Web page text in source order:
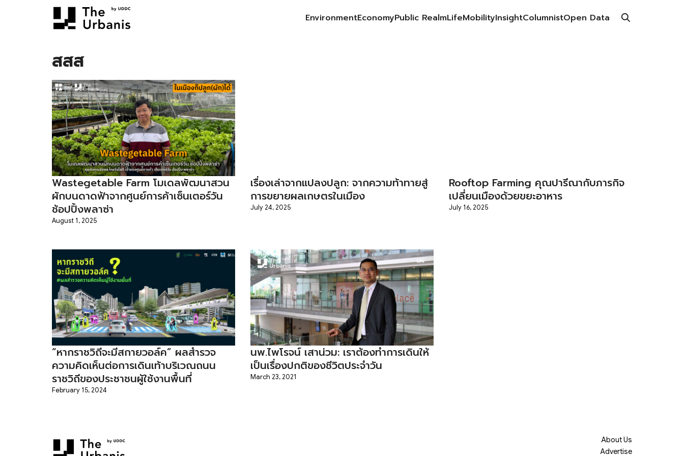
EnvironmentEconomyPublic RealmLifeMobilityInsightColumnistOpen Data
สสส
Wastegetable Farm โมเดลพัฒนาสวน
ผักบนดาดฟ้าจากศูนย์การค้าเซ็นเตอร์วัน
ช้อปปิ้งพลาซ่า
August 1, 2025
เรื่องเล่าจากแปลงปลูก: จากความท้าทายสู่
การขยายผลเกษตรในเมือง
July 24, 2025
Rooftop Farming คุณปารีณากับภารกิจ
เปลี่ยนเมืองด้วยขยะอาหาร
July 16, 2025
“หากราชวิถีจะมีสกายวอล์ค” ผลสำรวจ
ความคิดเห็นต่อการเดินเท้าบริเวณถนน
ราชวิถีของประชาชนผู้ใช้งานพื้นที่
February 15, 2024
นพ.ไพโรจน์ เสาน่วม: เราต้องทำการเดินให้
เป็นเรื่องปกติของชีวิตประจำวัน
March 23, 2021
About Us
Advertise